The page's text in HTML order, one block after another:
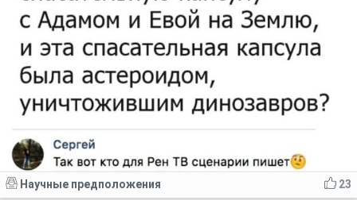
23
Научные предположения